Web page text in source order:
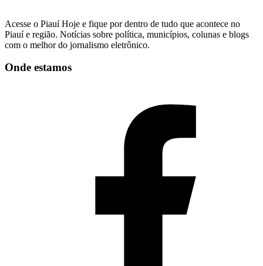
Acesse o Piauí Hoje e fique por dentro de tudo que acontece no
Piauí e região. Notícias sobre política, municípios, colunas e blogs
com o melhor do jornalismo eletrônico.
Onde estamos